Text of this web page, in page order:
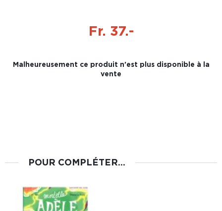
Fr. 37.-
Malheureusement ce produit n'est plus disponible à la
vente
POUR COMPLÉTER...